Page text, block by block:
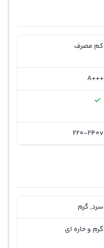
کم مصرف
+++A
220-240v
سرد, گرم
گرم و حاره ای